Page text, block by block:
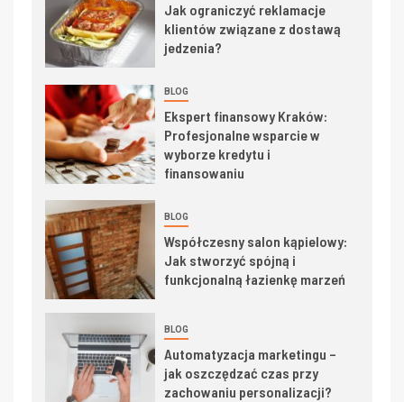
Jak ograniczyć reklamacje
klientów związane z dostawą
jedzenia?
BLOG
Ekspert finansowy Kraków:
Profesjonalne wsparcie w
wyborze kredytu i
finansowaniu
BLOG
Współczesny salon kąpielowy:
Jak stworzyć spójną i
funkcjonalną łazienkę marzeń
BLOG
Automatyzacja marketingu –
jak oszczędzać czas przy
zachowaniu personalizacji?